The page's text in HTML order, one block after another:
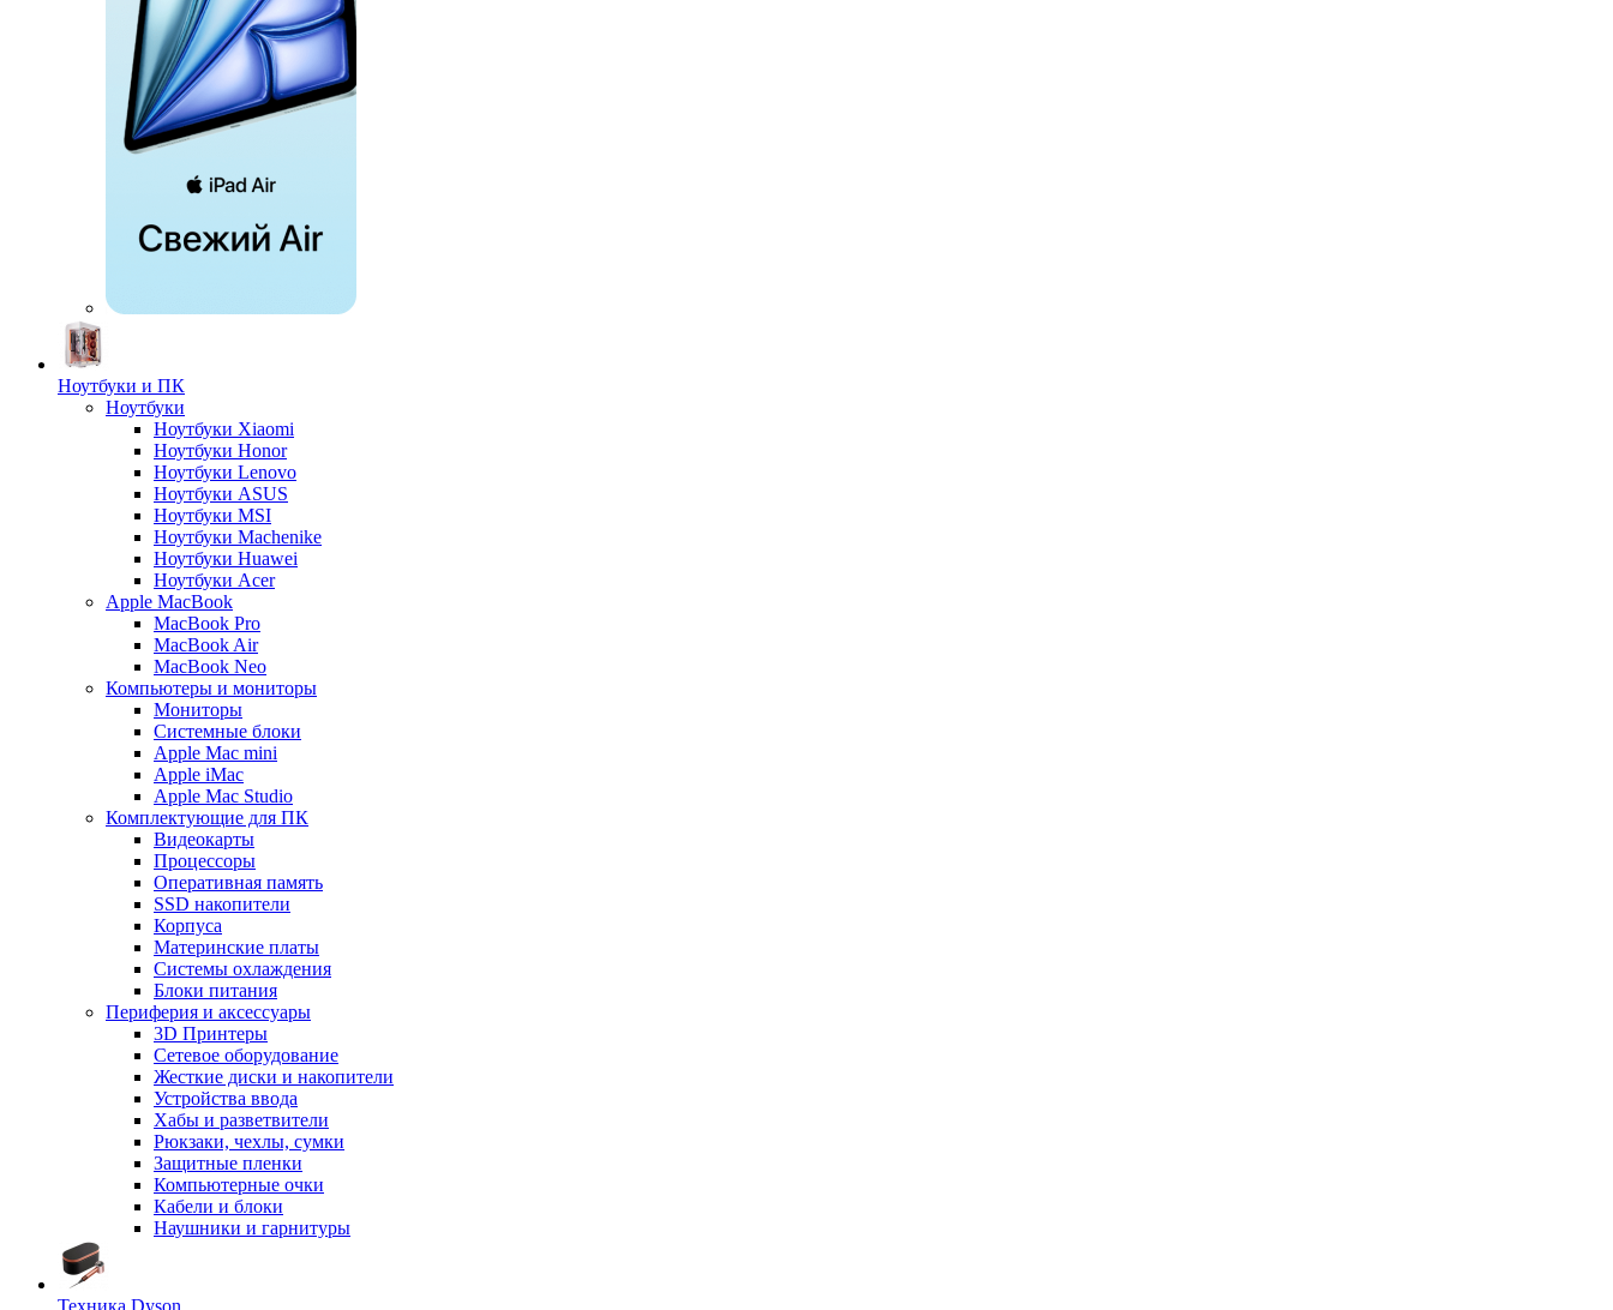
Ноутбуки и ПК
Ноутбуки
Ноутбуки Xiaomi
Ноутбуки Honor
Ноутбуки Lenovo
Ноутбуки ASUS
Ноутбуки MSI
Ноутбуки Machenike
Ноутбуки Huawei
Ноутбуки Acer
Apple MacBook
MacBook Pro
MacBook Air
MacBook Neo
Компьютеры и мониторы
Мониторы
Системные блоки
Apple Mac mini
Apple iMac
Apple Mac Studio
Комплектующие для ПК
Видеокарты
Процессоры
Оперативная память
SSD накопители
Корпуса
Материнские платы
Системы охлаждения
Блоки питания
Периферия и аксессуары
3D Принтеры
Сетевое оборудование
Жесткие диски и накопители
Устройства ввода
Хабы и разветвители
Рюкзаки, чехлы, сумки
Защитные пленки
Компьютерные очки
Кабели и блоки
Наушники и гарнитуры
Техника Dyson